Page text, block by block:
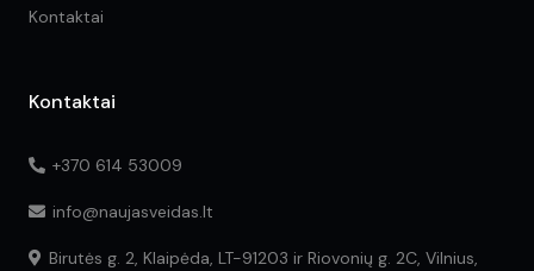
Kontaktai
Kontaktai
+370 614 53009
info@naujasveidas.lt
Birutės g. 2, Klaipėda, LT-91203 ir Riovonių g. 2C, Vilnius,